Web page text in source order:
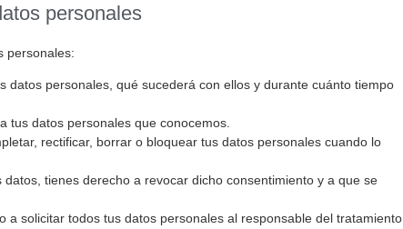
personales
personales:
datos personales, qué sucederá con ellos y durante cuánto tiempo
tus datos personales que conocemos.
rectificar, borrar o bloquear tus datos personales cuando lo
tienes derecho a revocar dicho consentimiento y a que se
a solicitar todos tus datos personales al responsable del tratamiento